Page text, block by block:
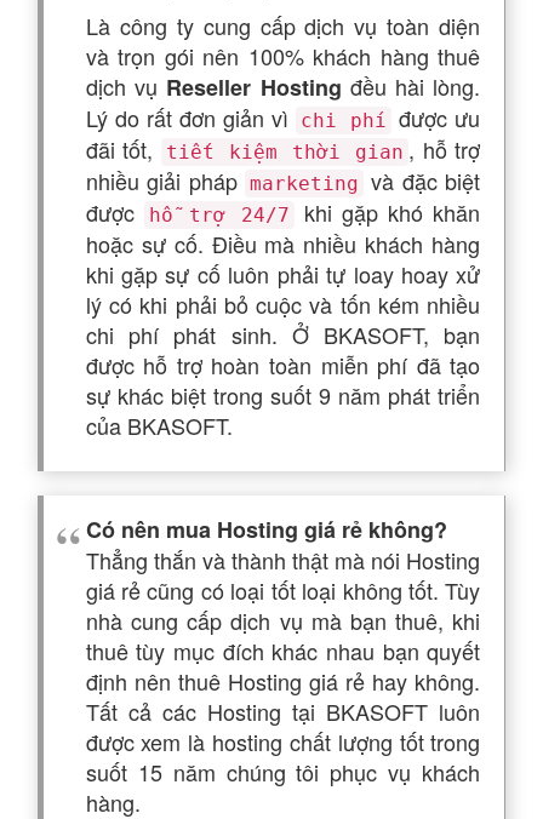
Là công ty cung cấp dịch vụ toàn diện
và trọn gói nên 100% khách hàng thuê
dịch vụ Reseller Hosting đều hài lòng.
Lý do rất đơn giản vì
chi phí được ưu
đãi tốt,
tiết kiệm thời gian , hỗ trợ
nhiều giải pháp marketing và đặc biệt
được
hỗ trợ 24/7
khi gặp khó khăn
hoặc sự cố. Điều mà nhiều khách hàng
khi gặp sự cố luôn phải tự loay hoay xử
lý có khi phải bỏ cuộc và tốn kém nhiều
chi phí phát sinh. Ở BKASOFT, bạn
được hỗ trợ hoàn toàn miễn phí đã tạo
sự khác biệt trong suốt 9 năm phát triển
của BKASOFT.
Có nên mua Hosting giá rẻ không?
Thẳng thắn và thành thật mà nói Hosting
giá rẻ cũng có loại tốt loại không tốt. Tùy
nhà cung cấp dịch vụ mà bạn thuê, khi
thuê tùy mục đích khác nhau bạn quyết
định nên thuê Hosting giá rẻ hay không.
Tất cả các Hosting tại BKASOFT luôn
được xem là hosting chất lượng tốt trong
suốt 15 năm chúng tôi phục vụ khách
hàng.